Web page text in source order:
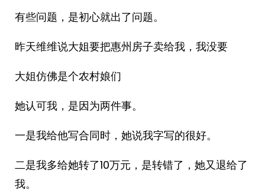
有些问题，是初心就出了问题。
昨天维维说大姐要把惠州房子卖给我，我没要
大姐仿佛是个农村娘们
她认可我，是因为两件事。
一是我给他写合同时，她说我字写的很好。
二是我多给她转了10万元，是转错了，她又退给了
我。